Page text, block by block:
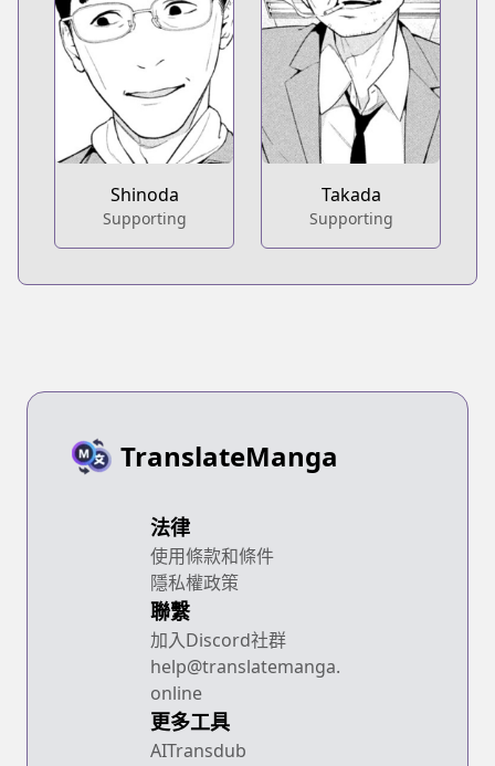
Shinoda
Supporting
Takada
Supporting
TranslateManga
法律
使用條款和條件
隱私權政策
聯繫
加入Discord社群
help@translatemanga.
online
更多工具
AITransdub